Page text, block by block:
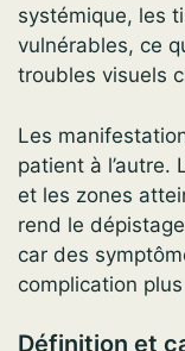
systémique, les
vulnérables, ce
troubles visuels
Les
patient à l’autre.
et les zones
rend le
car des
complication
Définition et